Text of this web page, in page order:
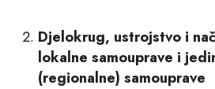
Djelokrug, ustrojstvo i
lokalne samouprave i
(regionalne) samouprave